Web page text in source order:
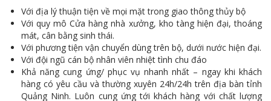
Sản phẩm dầu nhờn của Công ty CP Vật tư tạo ấn tượng tốt tại Lễ tổng kết
Cominlub: Dấu ấn 20 năm 12/11 (1997-2017)
MTS: Công nghệ hiện đại - Kết nối thông minh
Đồng hành vì sự phát triển lâu dài của MTS
Với địa lý thuận tiện về mọi mặt trong giao thông thủy bộ
Với quy mô Cửa hàng nhà xưởng, kho tàng hiện đại, thoáng
mát, cân bằng sinh thái.
Với phương tiện vận chuyển dùng trên bộ, dưới nước hiện đại.
Với đội ngũ cán bộ nhân viên nhiệt tình chu đáo
Khả năng cung ứng/ phục vụ nhanh nhất – ngay khi khách
hàng có yêu cầu và thường xuyên 24h/24h trên địa bàn tỉnh
Quảng Ninh. Luôn cung ứng tới khách hàng với chất lượng